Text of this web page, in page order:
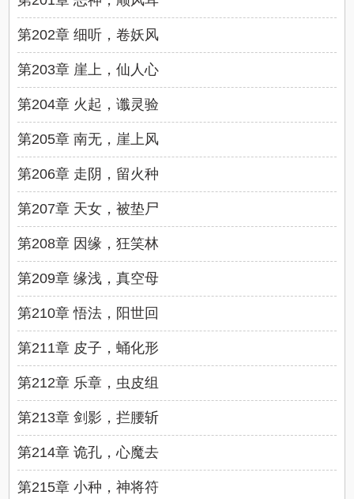
第202章 细听，卷妖风
第203章 崖上，仙人心
第204章 火起，谶灵验
第205章 南无，崖上风
第206章 走阴，留火种
第207章 天女，被垫尸
第208章 因缘，狂笑林
第209章 缘浅，真空母
第210章 悟法，阳世回
第211章 皮子，蛹化形
第212章 乐章，虫皮组
第213章 剑影，拦腰斩
第214章 诡孔，心魔去
第215章 小种，神将符